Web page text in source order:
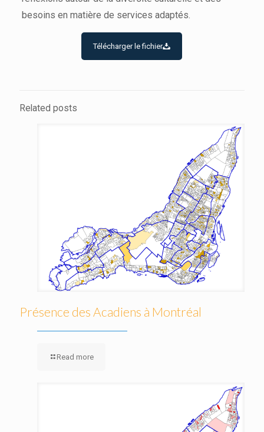
besoins en matière de services adaptés.
Télécharger le fichier
Related posts
Présence des Acadiens à Montréal
Read more